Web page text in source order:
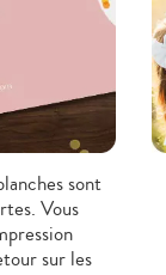
sont
Vous
sur les